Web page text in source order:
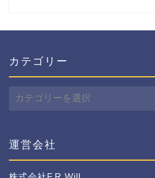
カテゴリー
テ
ー
運営会社